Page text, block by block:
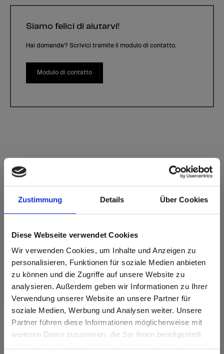
Zustimmung Details Über Cookies
Diese Webseite verwendet Cookies
Wir verwenden Cookies, um Inhalte und Anzeigen zu
personalisieren, Funktionen für soziale Medien anbieten
zu können und die Zugriffe auf unsere Website zu
analysieren. Außerdem geben wir Informationen zu Ihrer
Verwendung unserer Website an unsere Partner für
soziale Medien, Werbung und Analysen weiter. Unsere
Partner führen diese Informationen möglicherweise mit
weiteren Daten zusammen, die Sie ihnen bereitgestellt
Are you based in the Stati Uniti?
Go to the Fundermax North America website directly from
Siamo felici di aiutarvi!
Hai domande? Scrivici tramite il modulo di contatto.
Modulo di contatto
Max Compact Exterior Nucleo marrone F-
Qualità AU02 Authentic Pecan NT
Altamente resistente
alle intemperie
Resistenza alla luce
ottimale
Resistente ai graffi
Resistente ai solventi